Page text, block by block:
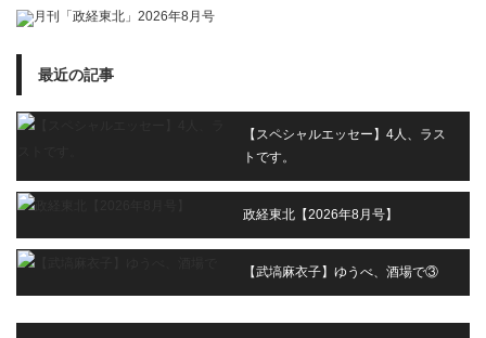
最近の記事
【スペシャルエッセー】4人、ラス
トです。
政経東北【2026年8月号】
【武塙麻衣子】ゆうべ、酒場で③